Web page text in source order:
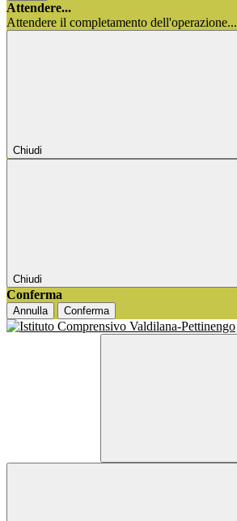
Attendere...
Attendere il completamento dell'operazione...
Chiudi
Chiudi
Conferma
Annulla Conferma